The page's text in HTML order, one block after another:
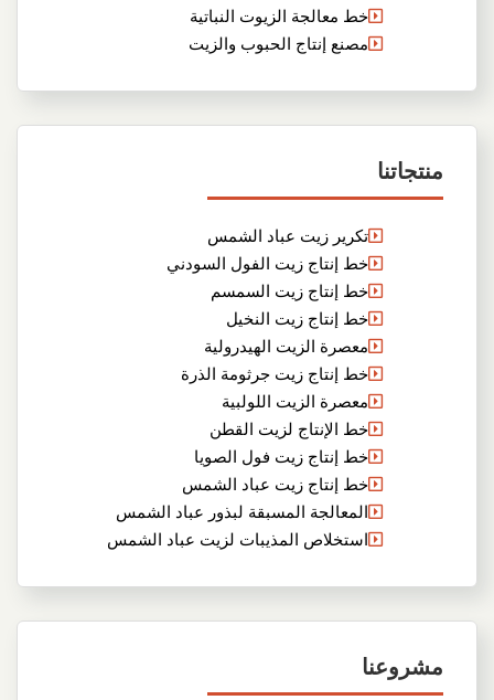
خط معالجة الزيوت النباتية
مصنع إنتاج الحبوب والزيت
منتجاتنا
تكرير زيت عباد الشمس
خط إنتاج زيت الفول السودني
خط إنتاج زيت السمسم
خط إنتاج زيت النخيل
معصرة الزيت الهيدرولية
خط إنتاج زيت جرثومة الذرة
معصرة الزيت اللولبية
خط الإنتاج لزيت القطن
خط إنتاج زيت فول الصويا
خط إنتاج زيت عباد الشمس
المعالجة المسبقة لبذور عباد الشمس
استخلاص المذيبات لزيت عباد الشمس
مشروعنا